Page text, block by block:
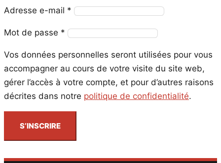
Adresse e-mail * Obligatoire
Mot de passe * Obligatoire
Vos données personnelles seront utilisées pour vous
accompagner au cours de votre visite du site web,
gérer l’accès à votre compte, et pour d’autres raisons
décrites dans notre politique de confidentialité.
S’INSCRIRE